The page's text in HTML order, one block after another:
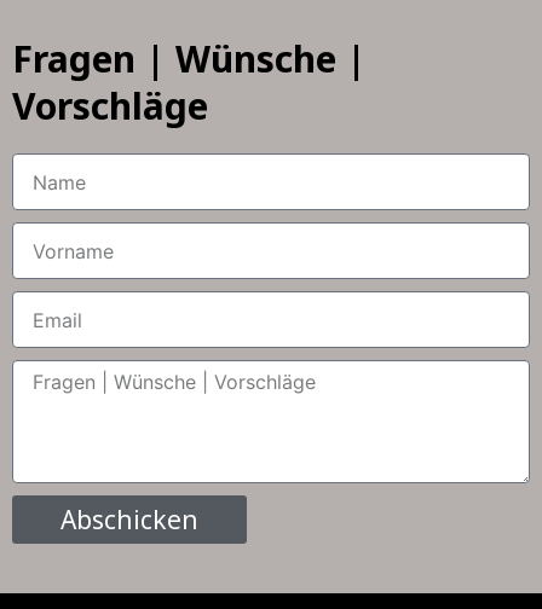
Fragen | Wünsche |
Vorschläge
Abschicken